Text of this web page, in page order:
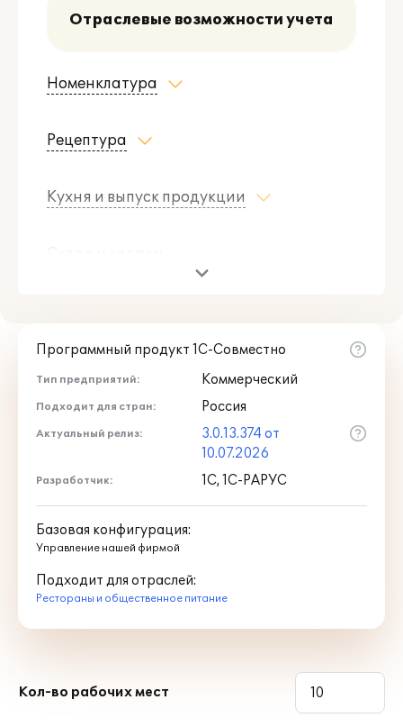
Отраслевые возможности учета
Номенклатура
Рецептура
Кухня и выпуск продукции
Мобильные рабочие места
Интеграция и обмен данными
Комплексная автоматизация ФРОНТ-
ОФИС + БЭК-ОФИС
"1С:Предприятие 8.3"
Программный продукт 1С-Совместно
Тип предприятий: Коммерческий
Подходит для стран: Россия
Актуальный релиз:
3.0.13.374 от
10.07.2026
Разработчик: 1С, 1С-РАРУС
Базовая конфигурация:
Управление нашей фирмой
Подходит для отраслей:
Рестораны и общественное питание
Кол-во рабочих мест